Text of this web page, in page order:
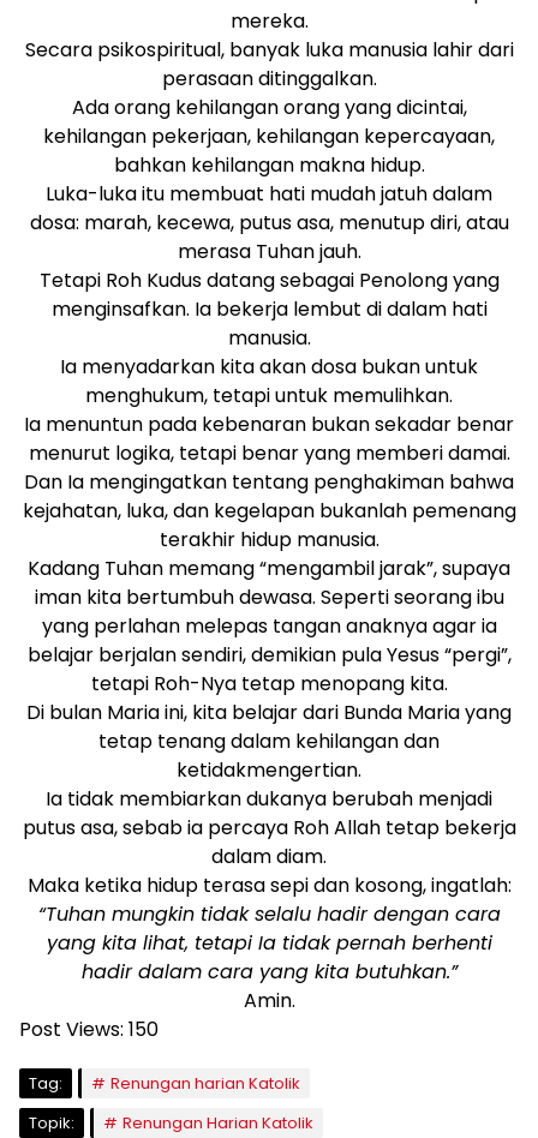
mereka.
Secara psikospiritual, banyak luka manusia lahir dari
perasaan ditinggalkan.
Ada orang kehilangan orang yang dicintai,
kehilangan pekerjaan, kehilangan kepercayaan,
bahkan kehilangan makna hidup.
Luka-luka itu membuat hati mudah jatuh dalam
dosa: marah, kecewa, putus asa, menutup diri, atau
merasa Tuhan jauh.
Tetapi Roh Kudus datang sebagai Penolong yang
menginsafkan. Ia bekerja lembut di dalam hati
manusia.
Ia menyadarkan kita akan dosa bukan untuk
menghukum, tetapi untuk memulihkan.
Ia menuntun pada kebenaran bukan sekadar benar
menurut logika, tetapi benar yang memberi damai.
Dan Ia mengingatkan tentang penghakiman bahwa
kejahatan, luka, dan kegelapan bukanlah pemenang
terakhir hidup manusia.
Kadang Tuhan memang “mengambil jarak”, supaya
iman kita bertumbuh dewasa. Seperti seorang ibu
yang perlahan melepas tangan anaknya agar ia
belajar berjalan sendiri, demikian pula Yesus “pergi”,
tetapi Roh-Nya tetap menopang kita.
Di bulan Maria ini, kita belajar dari Bunda Maria yang
tetap tenang dalam kehilangan dan
ketidakmengertian.
Ia tidak membiarkan dukanya berubah menjadi
putus asa, sebab ia percaya Roh Allah tetap bekerja
dalam diam.
Maka ketika hidup terasa sepi dan kosong, ingatlah:
“Tuhan mungkin tidak selalu hadir dengan cara
yang kita lihat, tetapi Ia tidak pernah berhenti
hadir dalam cara yang kita butuhkan.”
Amin.
Post Views: 150
Tag:
Renungan harian Katolik
Topik:
Renungan Harian Katolik